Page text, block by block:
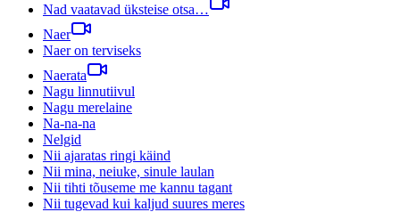
Nad vaatavad üksteise otsa…
Naer
Naer on terviseks
Naerata
Nagu linnutiivul
Nagu merelaine
Na-na-na
Nelgid
Nii ajaratas ringi käind
Nii mina, neiuke, sinule laulan
Nii tihti tõuseme me kannu tagant
Nii tugevad kui kaljud suures meres